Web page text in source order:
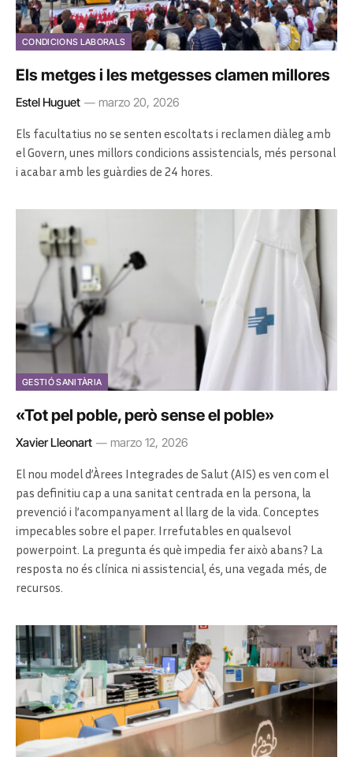
CONDICIONS LABORALS
Els metges i les metgesses clamen millores
Estel Huguet marzo 20, 2026
Els facultatius no se senten escoltats i reclamen diàleg amb
el Govern, unes millors condicions assistencials, més personal
i acabar amb les guàrdies de 24 hores.
GESTIÓ SANITÀRIA
«Tot pel poble, però sense el poble»
Xavier Lleonart marzo 12, 2026
El nou model d’Àrees Integrades de Salut (AIS) es ven com el
pas definitiu cap a una sanitat centrada en la persona, la
prevenció i l’acompanyament al llarg de la vida. Conceptes
impecables sobre el paper. Irrefutables en qualsevol
powerpoint. La pregunta és què impedia fer això abans? La
resposta no és clínica ni assistencial, és, una vegada més, de
recursos.